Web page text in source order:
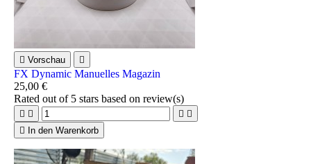
 Vorschau 
FX Dynamic Manuelles Magazin
25,00 €
Rated out of 5 stars based on review(s)
   

In den Warenkorb